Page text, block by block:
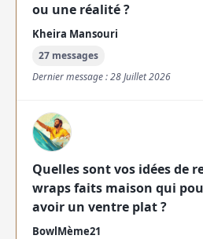
ou une réalité ?
Kheira Mansouri
27 messages
Dernier message : 28 Juillet 2026
Quelles sont vos idées de
wraps faits maison qui
avoir un ventre plat ?
BowlMème21